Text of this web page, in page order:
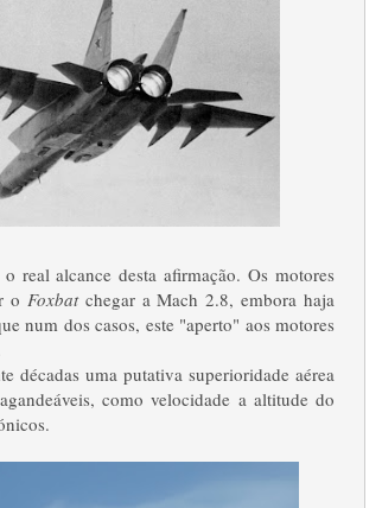
real alcance desta afirmação. Os motores
o Foxbatchegar a Mach 2.8, embora haja
num dos casos, este "aperto" aos motores
décadas uma putativa superioridade aérea
como velocidade a altitude do